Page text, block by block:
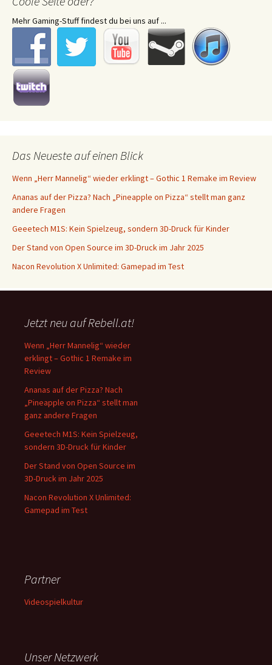
Mehr Gaming-Stuff findest du bei uns auf ...
Das Neueste auf einen Blick
Wenn „Herr Mannelig“ wieder erklingt – Gothic 1 Remake im Review
Ananas auf der Pizza? Nach „Pineapple on Pizza“ stellt man ganz
andere Fragen
Geeetech M1S: Kein Spielzeug, sondern 3D-Druck für Kinder
Der Stand von Open Source im 3D-Druck im Jahr 2025
Nacon Revolution X Unlimited: Gamepad im Test
Jetzt neu auf Rebell.at!
Wenn „Herr Mannelig“ wieder
erklingt – Gothic 1 Remake im
Review
Ananas auf der Pizza? Nach
„Pineapple on Pizza“ stellt man
ganz andere Fragen
Geeetech M1S: Kein Spielzeug,
sondern 3D-Druck für Kinder
Der Stand von Open Source im
3D-Druck im Jahr 2025
Nacon Revolution X Unlimited:
Gamepad im Test
Partner
Videospielkultur
Unser Netzwerk